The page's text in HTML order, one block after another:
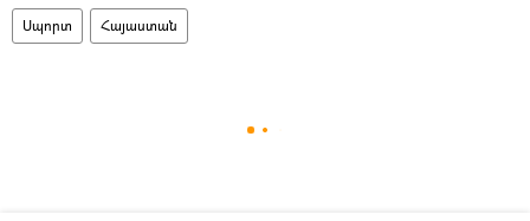
Սպորտ Հայաստան